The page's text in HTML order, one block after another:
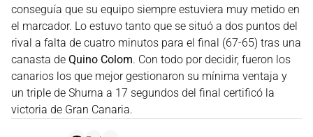
conseguía que su equipo siempre estuviera muy metido en
el marcador. Lo estuvo tanto que se situó a dos puntos del
rival a falta de cuatro minutos para el final (67-65) tras una
canasta de Quino Colom. Con todo por decidir, fueron los
canarios los que mejor gestionaron su mínima ventaja y
un triple de Shurna a 17 segundos del final certificó la
victoria de Gran Canaria.